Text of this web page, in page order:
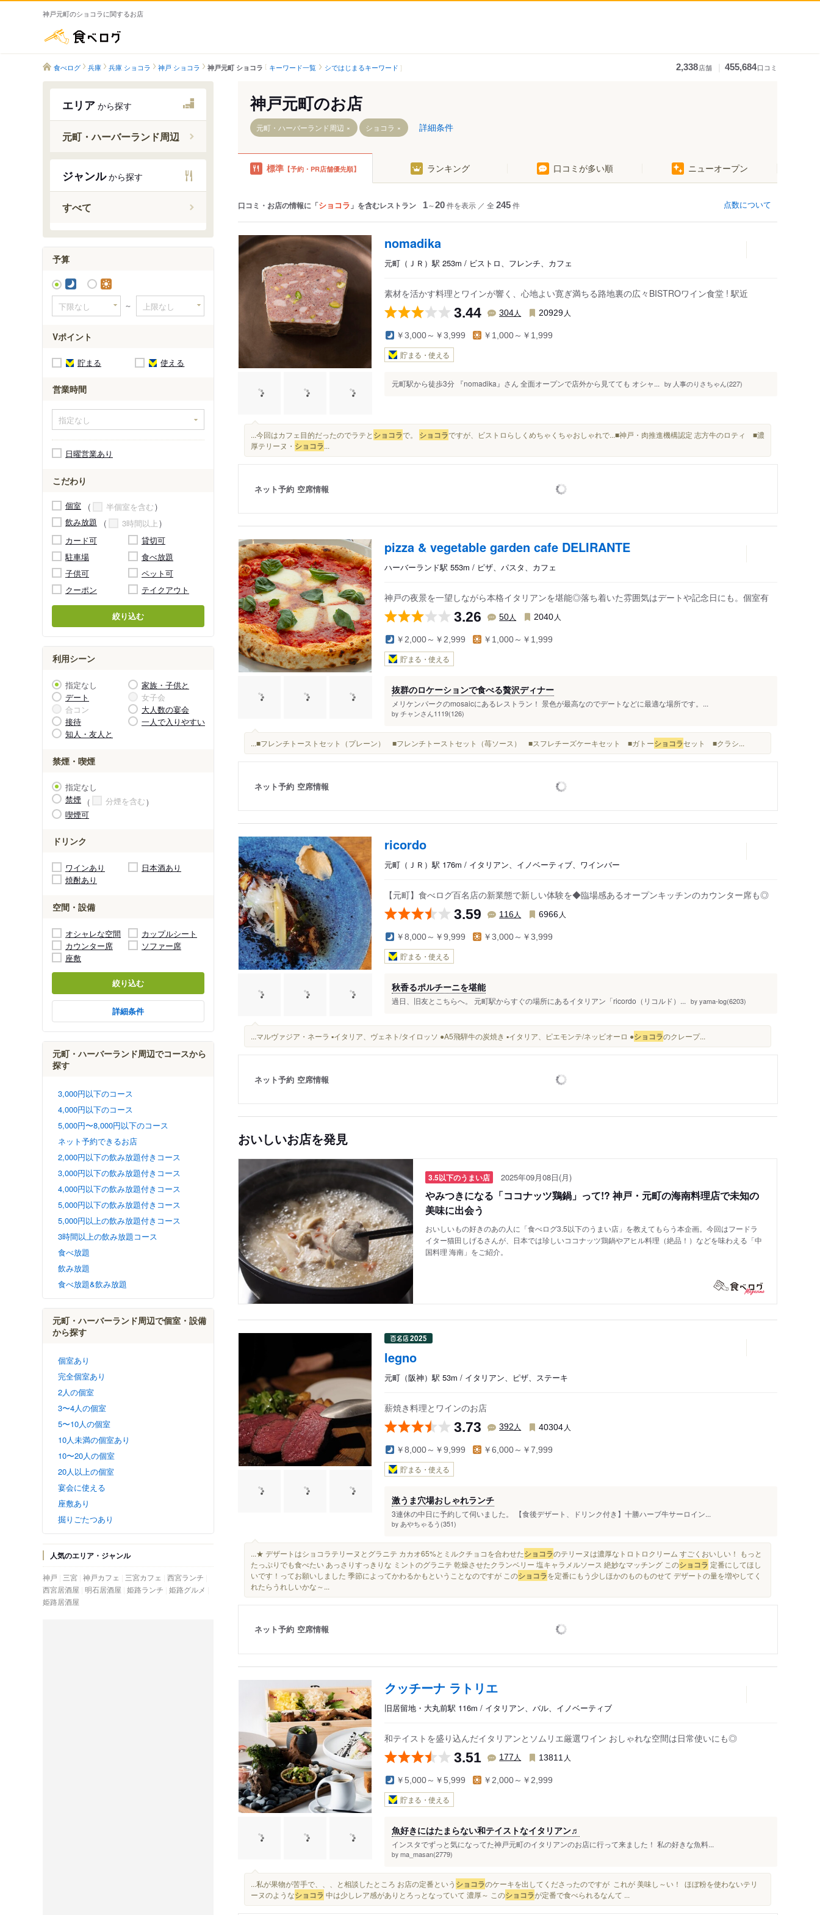
神戸元町のショコラに関するお店
食べログ 兵庫 兵庫 ショコラ 神戸 ショコラ 神戸元町 ショコラ キーワード一覧 シではじまるキーワード 2,338店舗 455,684口コミ
エリア から探す
元町・ハーバーランド周辺
元町駅（ＪＲ）
県庁前駅
大倉山駅
旧居留地・大丸前駅
みなと元町駅
ハーバーランド駅
元町駅（阪神）
西元町駅
花隈駅
貿易センター駅
ポートターミナル駅
ジャンルから探す
すべて
予算
～
Vポイント
貯まる 使える
営業時間
日曜営業あり
こだわり
個室
半個室を含む
飲み放題
3時間以上
カード可
貸切可
駐車場
食べ放題
子供可
ペット可
クーポン
テイクアウト
絞り込む
利用シーン
指定なし
家族・子供と
デート
女子会
合コン
大人数の宴会
接待
一人で入りやすい
知人・友人と
禁煙・喫煙
指定なし
禁煙
分煙を含む
喫煙可
ドリンク
ワインあり
日本酒あり
焼酎あり
空間・設備
オシャレな空間
カップルシート
カウンター席
ソファー席
座敷
絞り込む
詳細条件
元町・ハーバーランド周辺でコースから
探す
3,000円以下のコース
4,000円以下のコース
5,000円〜8,000円以下のコース
ネット予約できるお店
2,000円以下の飲み放題付きコース
3,000円以下の飲み放題付きコース
4,000円以下の飲み放題付きコース
5,000円以下の飲み放題付きコース
5,000円以上の飲み放題付きコース
3時間以上の飲み放題コース
食べ放題
飲み放題
食べ放題&飲み放題
元町・ハーバーランド周辺で個室・設備
から探す
個室あり
完全個室あり
2人の個室
3〜4人の個室
5〜10人の個室
10人未満の個室あり
10〜20人の個室
20人以上の個室
宴会に使える
座敷あり
掘りごたつあり
人気のエリア・ジャンル
神戸 三宮 神戸カフェ 三宮カフェ
西宮ランチ
西宮居酒屋 明石居酒屋 姫路ランチ 姫路グルメ
姫路居酒屋
神戸元町のお店
元町・ハーバーランド周辺 ショコラ 詳細条件
標準 【予約・PR店舗優先順】 ランキング 口コミが多い順 ニューオープン
口コミ・お店の情報に「ショコラ 」を含むレストラン 1～20件を表示 ／ 全 245件 点数について
nomadika
元町（ＪＲ）駅 253m / ビストロ、フレンチ、カフェ
素材を活かす料理とワインが響く、心地よい寛ぎ満ちる路地裏の広々BISTROワイン食堂 ! 駅近
3.44 304人 20929 人
￥3,000～￥3,999 ￥1,000～￥1,999
貯まる・使える
元町駅から徒歩3分 『nomadika』さん 全面オープンで店外から見てても オシャ... by 人事のりさちゃん(227)
...今回はカフェ目的だったのでラテと ショコラで。 ショコラですが、ビストロらしくめちゃくちゃおしゃれで...■神戸・肉推進機構認定 志方牛のロティ ■濃
厚テリーヌ・ ショコラ...
ネット予約 空席情報
pizza & vegetable garden cafe DELIRANTE
ハーバーランド駅 553m / ピザ、パスタ、カフェ
神戸の夜景を一望しながら本格イタリアンを堪能◎落ち着いた雰囲気はデートや記念日にも。個室有
3.26 50人 2040 人
￥2,000～￥2,999 ￥1,000～￥1,999
貯まる・使える
抜群のロケーションで食べる贅沢ディナー
メリケンパークのmosaicにあるレストラン！ 景色が最高なのでデートなどに最適な場所です。...
by チャンさん1119(126)
...■フレンチトーストセット（プレーン） ■フレンチトーストセット（苺ソース） ■スフレチーズケーキセット ■ガトーショコラセット ■クラシ...
ネット予約 空席情報
ricordo
元町（ＪＲ）駅 176m / イタリアン、イノベーティブ、ワインバー
【元町】食べログ百名店の新業態で新しい体験を◆臨場感あるオープンキッチンのカウンター席も◎
3.59 116人 6966 人
￥8,000～￥9,999 ￥3,000～￥3,999
貯まる・使える
秋香るポルチーニを堪能
過日、旧友とこちらへ。 元町駅からすぐの場所にあるイタリアン「ricordo（リコルド）... by yama-log(6203)
...マルヴァジア・ネーラ ▪︎イタリア、ヴェネト/タイロッソ ●A5飛騨牛の炭焼き ▪︎イタリア、ピエモンテ/ネッビオーロ ●ショコラのクレープ...
ネット予約 空席情報
おいしいお店を発見
3.5以下のうまい店 2025年09月08日(月)
やみつきになる「ココナッツ鶏鍋」って!? 神戸・元町の海南料理店で未知の
美味に出会う
おいしいもの好きのあの人に「食べログ3.5以下のうまい店」を教えてもらう本企画。今回はフードラ
イター猫田しげるさんが、日本では珍しいココナッツ鶏鍋やアヒル料理（絶品！）などを味わえる「中
国料理 海南」をご紹介。
legno
元町（阪神）駅 53m / イタリアン、ピザ、ステーキ
薪焼き料理とワインのお店
3.73 392 人 40304 人
￥8,000～￥9,999 ￥6,000～￥7,999
貯まる・使える
激うま穴場おしゃれランチ
3連休の中日に予約して伺いました。 【食後デザート、ドリンク付き】十勝ハーブ牛サーロイン...
by あやちゃるう(351)
...★ デザートはショコラテリーヌとグラニテ カカオ65%とミルクチョコを合わせたショコラのテリーヌは濃厚なトロトロクリーム すごくおいしい！ もっと
たっぷりでも食べたい あっさりすっきりな ミントのグラニテ 乾燥させたクランベリー 塩キャラメルソース 絶妙なマッチング このショコラ 定番にしてほし
いです！ってお願いしました 季節によってかわるかもということなのですが このショコラを定番にもう少しほかのものものせて デザートの量を増やしてく
れたらうれしいかな～...
ネット予約 空席情報
クッチーナ ラトリエ
旧居留地・大丸前駅 116m / イタリアン、バル、イノベーティブ
和テイストを盛り込んだイタリアンとソムリエ厳選ワイン おしゃれな空間は日常使いにも◎
3.51 177 人 13811 人
￥5,000～￥5,999 ￥2,000～￥2,999
貯まる・使える
魚好きにはたまらない和テイストなイタリアン♬
インスタでずっと気になってた神戸元町のイタリアンのお店に行って来ました！ 私の好きな魚料...
by ma_masan(2779)
...私が果物が苦手で、、、と相談したところ お店の定番という ショコラのケーキを出してくださったのですが これが 美味し～い！ ほぼ粉を使わないテリ
ーヌのようなショコラ 中は少しレア感がありとろっとなっていて 濃厚～ このショコラが定番で食べられるなんて ...